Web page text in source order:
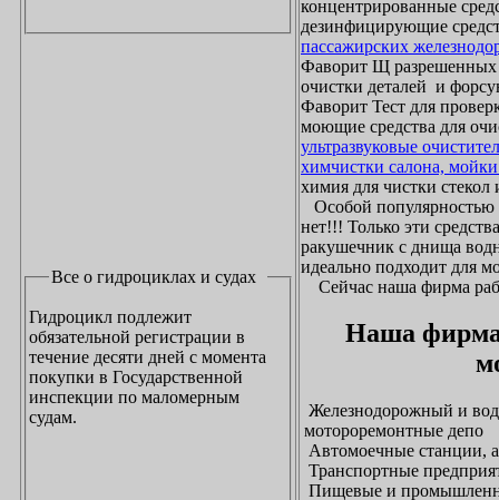
Все о гидроциклах и судах
Гидроцикл подлежит
обязательной регистрации в
течение десяти дней с момента
покупки в Государственной
инспекции по маломерным
судам.
концентрированные
дезинфицирующие
пассажирских
Фаворит Щ
очистки деталей и
Фаворит Тест для
моющие средства для
ультразвуковые
химчистки салона,
химия для чистки стекол
Особой популярностью
нет!!! Только эти
ракушечник с днища
идеально подходит для
Сейчас наша фирма
Наша фирма
Железнодорожный и
мотороремонтные депо
Автомоечные станции,
Транспортные
Пищевые и